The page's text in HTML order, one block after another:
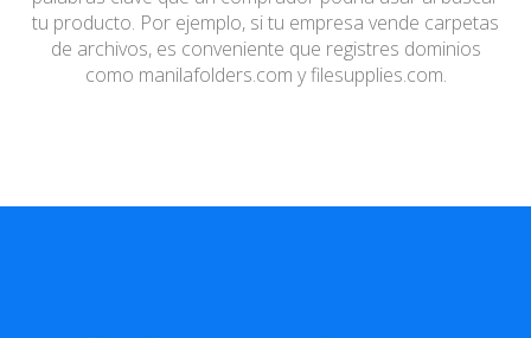
tu producto. Por ejemplo, si tu empresa vende carpetas
de archivos, es conveniente que registres dominios
como manilafolders.com y filesupplies.com.